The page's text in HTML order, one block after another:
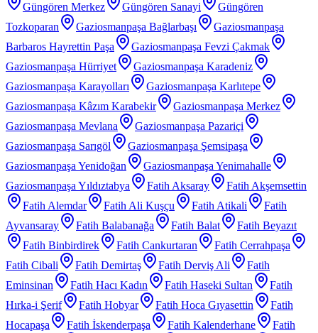
Güngören Merkez
Güngören Sanayi
Güngören
Tozkoparan
Gaziosmanpaşa Bağlarbaşı
Gaziosmanpaşa
Barbaros Hayrettin Paşa
Gaziosmanpaşa Fevzi Çakmak
Gaziosmanpaşa Hürriyet
Gaziosmanpaşa Karadeniz
Gaziosmanpaşa Karayolları
Gaziosmanpaşa Karlıtepe
Gaziosmanpaşa Kâzım Karabekir
Gaziosmanpaşa Merkez
Gaziosmanpaşa Mevlana
Gaziosmanpaşa Pazariçi
Gaziosmanpaşa Sarıgöl
Gaziosmanpaşa Şemsipaşa
Gaziosmanpaşa Yenidoğan
Gaziosmanpaşa Yenimahalle
Gaziosmanpaşa Yıldıztabya
Fatih Aksaray
Fatih Akşemsettin
Fatih Alemdar
Fatih Ali Kuşçu Fatih Atikali
Fatih
Ayvansaray
Fatih Balabanağa Fatih Balat
Fatih Beyazıt
Fatih Binbirdirek
Fatih Cankurtaran
Fatih Cerrahpaşa
Fatih Cibali
Fatih Demirtaş Fatih Derviş Ali
Fatih
Eminsinan
Fatih Hacı Kadın Fatih Haseki Sultan
Fatih
Hırka-i Şerif
Fatih Hobyar Fatih Hoca Gıyasettin
Fatih
Hocapaşa
Fatih İskenderpaşa Fatih Kalenderhane Fatih